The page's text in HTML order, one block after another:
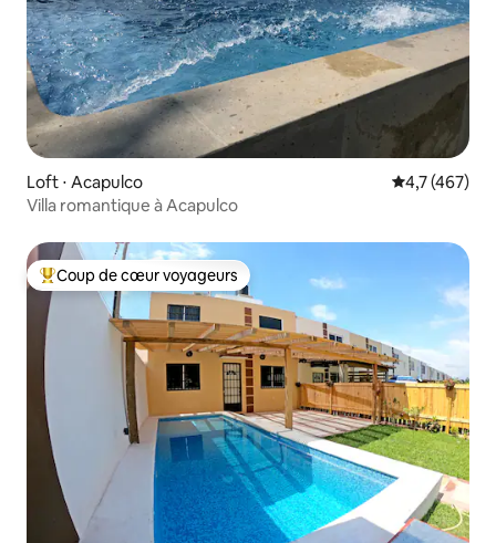
Loft ⋅ Acapulco Évaluation
4,7 (467)
Villa romantique à Acapulco
Coups de cœur voyageurs les plus appréciés
Coup de cœur voyageurs